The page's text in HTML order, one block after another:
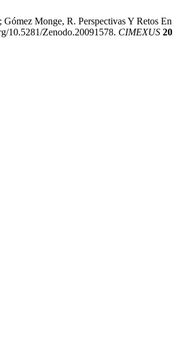
Monge, R. Perspectivas Y Retos
10.5281/Zenodo.20091578. CIMEXUS